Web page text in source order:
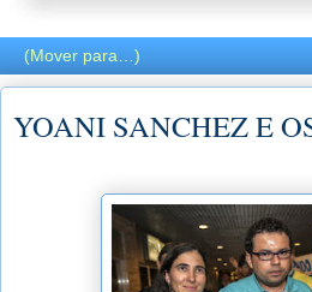
YOANI SANCHEZ E